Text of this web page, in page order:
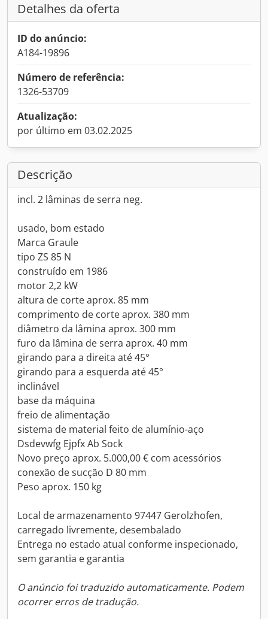
Detalhes da oferta
ID do anúncio:
A184-19896
Número de referência:
1326-53709
Atualização:
por último em 03.02.2025
Descrição
incl. 2 lâminas de serra neg.
usado, bom estado
Marca Graule
tipo ZS 85 N
construído em 1986
motor 2,2 kW
altura de corte aprox. 85 mm
comprimento de corte aprox. 380 mm
diâmetro da lâmina aprox. 300 mm
furo da lâmina de serra aprox. 40 mm
girando para a direita até 45°
girando para a esquerda até 45°
inclinável
base da máquina
freio de alimentação
sistema de material feito de alumínio-aço
Dsdevwfg Ejpfx Ab Sock
Novo preço aprox. 5.000,00 € com acessórios
conexão de sucção D 80 mm
Peso aprox. 150 kg
Local de armazenamento 97447 Gerolzhofen,
carregado livremente, desembalado
Entrega no estado atual conforme inspecionado,
sem garantia e garantia
O anúncio foi traduzido automaticamente. Podem
ocorrer erros de tradução.